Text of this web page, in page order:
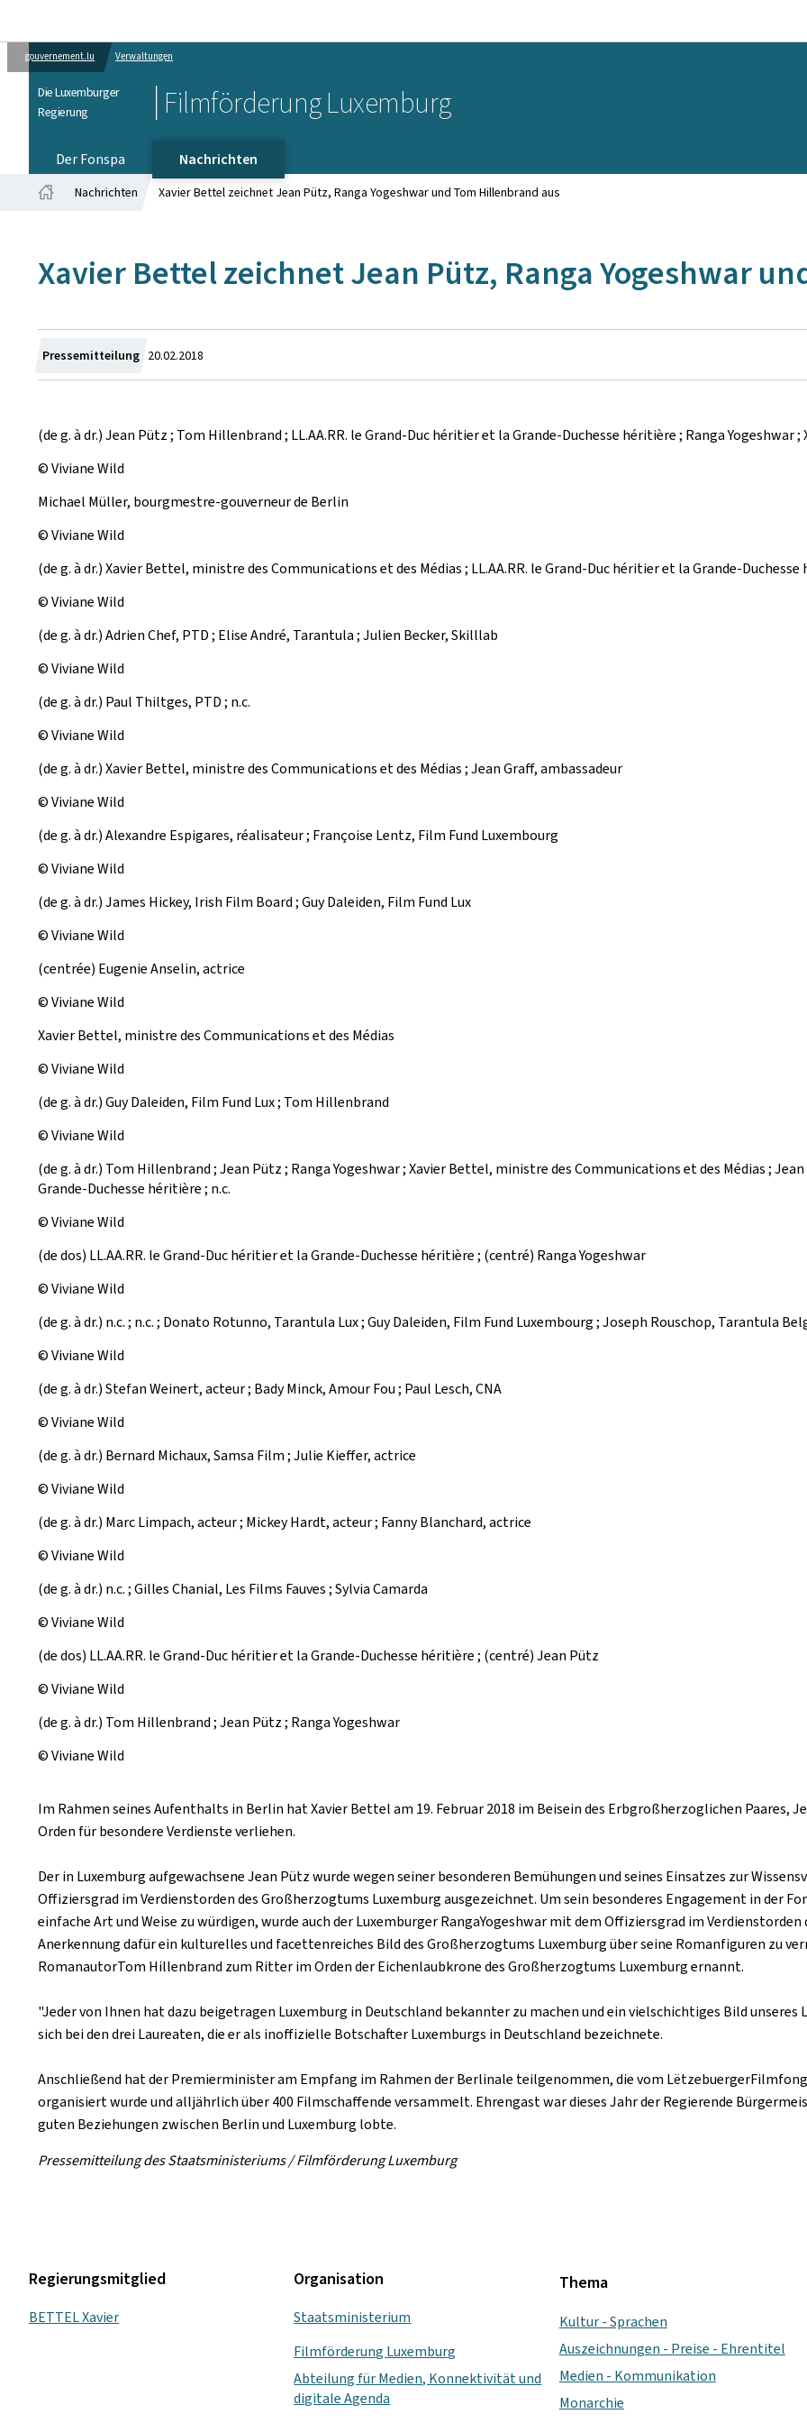
gouvernement.lu Verwaltungen
Die Luxemburger
Regierung
Filmförderung Luxemburg
Der Fonspa
Nachrichten
Nachrichten Xavier Bettel zeichnet Jean Pütz, Ranga Yogeshwar und Tom Hillenbrand aus
Xavier Bettel zeichnet Jean Pütz, Ranga Yogeshwar
Pressemitteilung Zum
20.02.2018
(de g. à dr.) Jean Pütz ; Tom Hillenbrand ; LL.AA.RR. le Grand-Duc héritier et la Grande-Duchesse héritière ; Ranga
© Viviane Wild
Michael Müller, bourgmestre-gouverneur de Berlin
© Viviane Wild
(de g. à dr.) Xavier Bettel, ministre des Communications et des Médias ; LL.AA.RR. le Grand-Duc héritier et la Grande-Duchesse
© Viviane Wild
(de g. à dr.) Adrien Chef, PTD ; Elise André, Tarantula ; Julien Becker, Skilllab
© Viviane Wild
(de g. à dr.) Paul Thiltges, PTD ; n.c.
© Viviane Wild
(de g. à dr.) Xavier Bettel, ministre des Communications et des Médias ; Jean Graff, ambassadeur
© Viviane Wild
(de g. à dr.) Alexandre Espigares, réalisateur ; Françoise Lentz, Film Fund Luxembourg
© Viviane Wild
(de g. à dr.) James Hickey, Irish Film Board ; Guy Daleiden, Film Fund Lux
© Viviane Wild
(centrée) Eugenie Anselin, actrice
© Viviane Wild
Xavier Bettel, ministre des Communications et des Médias
© Viviane Wild
(de g. à dr.) Guy Daleiden, Film Fund Lux ; Tom Hillenbrand
© Viviane Wild
(de g. à dr.) Tom Hillenbrand ; Jean Pütz ; Ranga Yogeshwar ; Xavier Bettel, ministre des Communications et des Médias ;
Grande-Duchesse héritière ; n.c.
© Viviane Wild
(de dos) LL.AA.RR. le Grand-Duc héritier et la Grande-Duchesse héritière ; (centré) Ranga Yogeshwar
© Viviane Wild
(de g. à dr.) n.c. ; n.c. ; Donato Rotunno, Tarantula Lux ; Guy Daleiden, Film Fund Luxembourg ; Joseph Rouschop, Tarantula
© Viviane Wild
(de g. à dr.) Stefan Weinert, acteur ; Bady Minck, Amour Fou ; Paul Lesch, CNA
© Viviane Wild
(de g. à dr.) Bernard Michaux, Samsa Film ; Julie Kieffer, actrice
© Viviane Wild
(de g. à dr.) Marc Limpach, acteur ; Mickey Hardt, acteur ; Fanny Blanchard, actrice
© Viviane Wild
(de g. à dr.) n.c. ; Gilles Chanial, Les Films Fauves ; Sylvia Camarda
© Viviane Wild
(de dos) LL.AA.RR. le Grand-Duc héritier et la Grande-Duchesse héritière ; (centré) Jean Pütz
© Viviane Wild
(de g. à dr.) Tom Hillenbrand ; Jean Pütz ; Ranga Yogeshwar
© Viviane Wild
Im Rahmen seines Aufenthalts in Berlin hat Xavier Bettel am 19. Februar 2018 im Beisein des Erbgroßherzoglichen Paares,
Orden für besondere Verdienste verliehen.
Der in Luxemburg aufgewachsene Jean Pütz wurde wegen seiner besonderen Bemühungen und seines Einsatzes zur
Offiziersgrad im Verdienstorden des Großherzogtums Luxemburg ausgezeichnet. Um sein besonderes Engagement in der
einfache Art und Weise zu würdigen, wurde auch der Luxemburger RangaYogeshwar mit dem Offiziersgrad im
Anerkennung dafür ein kulturelles und facettenreiches Bild des Großherzogtums Luxemburg über seine Romanfiguren zu
RomanautorTom Hillenbrand zum Ritter im Orden der Eichenlaubkrone des Großherzogtums Luxemburg ernannt.
"Jeder von Ihnen hat dazu beigetragen Luxemburg in Deutschland bekannter zu machen und ein vielschichtiges Bild
sich bei den drei Laureaten, die er als inoffizielle Botschafter Luxemburgs in Deutschland bezeichnete.
Anschließend hat der Premierminister am Empfang im Rahmen der Berlinale teilgenommen, die vom
organisiert wurde und alljährlich über 400 Filmschaffende versammelt. Ehrengast war dieses Jahr der Regierende
guten Beziehungen zwischen Berlin und Luxemburg lobte.
Pressemitteilung des Staatsministeriums / Filmförderung Luxemburg
Regierungsmitglied
BETTEL Xavier
Organisation
Staatsministerium
Filmförderung Luxemburg
Abteilung für Medien, Konnektivität und
digitale Agenda
Thema
Kultur - Sprachen
Auszeichnungen - Preise - Ehrentitel
Medien - Kommunikation
Monarchie